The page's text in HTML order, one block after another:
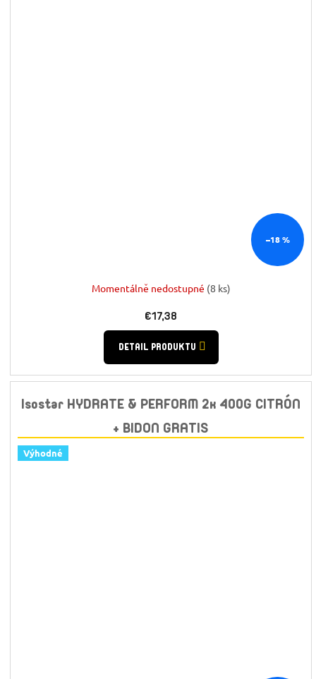
–18 %
Momentálně nedostupné (8 ks)
€17,38
DETAIL PRODUKTU
Isostar HYDRATE & PERFORM 2x 400G CITRÓN
+ BIDON GRATIS
Výhodné